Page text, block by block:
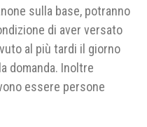
sulla base, potranno
di aver versato
al più tardi il giorno
domanda. Inoltre
essere persone